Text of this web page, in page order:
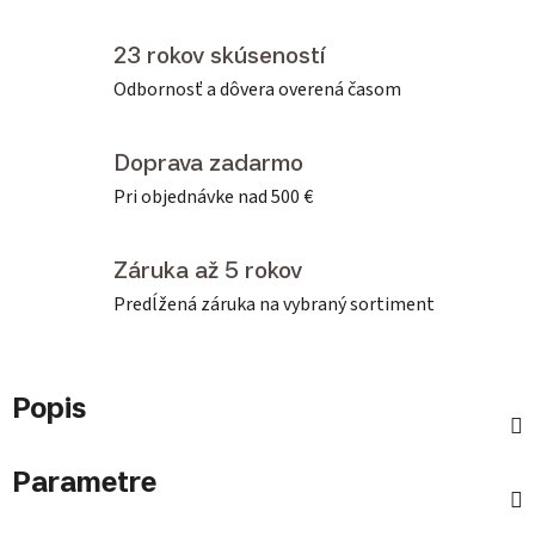
23 rokov skúseností
Odbornosť a dôvera overená časom
Doprava zadarmo
Pri objednávke nad 500 €
Záruka až 5 rokov
Predĺžená záruka na vybraný sortiment
Popis
Parametre